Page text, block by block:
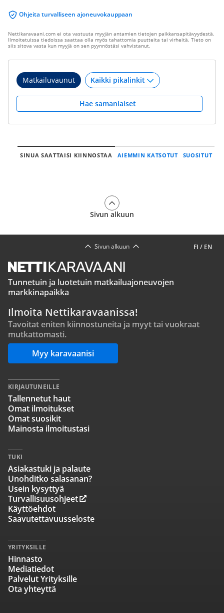
Ohjeita turvalliseen ajoneuvokauppaan
Nettikaravaani.com ei ota vastuuta myyjän antamien tietojen paikkansapitävyydestä.
Ilmoitetuissa tiedoissa saattaa olla myös tahattomia puutteita tai virheitä. Tieto on
siis sitova vasta kun myyjä on sen pyynnöstäsi vahvistanut.
Matkailuvaunut
Hae samanlaiset
SINUA SAATTAISI KIINNOSTAA AIEMMIN KATSOTUT SUOSITUT
Sivun alkuun
FI / EN
Sivun alkuun
Tunnetuin ja luotetuin matkailuajoneuvojen
markkinapaikka
Ilmoita Nettikaravaanissa!
Tavoitat eniten kiinnostuneita ja myyt tai vuokraat
mutkattomasti.
Myy karavaanisi
KIRJAUTUNEILLE
Tallennetut haut
Omat ilmoitukset
Omat suosikit
Mainosta ilmoitustasi
TUKI
Asiakastuki ja palaute
Unohditko salasanan?
Usein kysyttyä
Turvallisuusohjeet
Käyttöehdot
Saavutettavuusseloste
YRITYKSILLE
Hinnasto
Mediatiedot
Palvelut Yrityksille
Ota yhteyttä